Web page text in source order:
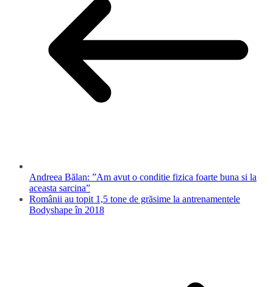
Andreea Bălan: ”Am avut o conditie fizica foarte buna si la
aceasta sarcina”
Românii au topit 1,5 tone de grăsime la antrenamentele
Bodyshape în 2018